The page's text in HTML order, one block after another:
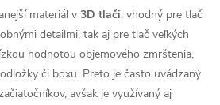
materiál v 3D tlači, vhodný pre tlač
detailmi, tak aj pre tlač veľkých
hodnotou objemového zmrštenia,
či boxu. Preto je často uvádzaný
avšak je využívaný aj